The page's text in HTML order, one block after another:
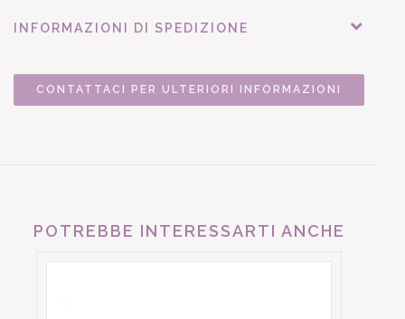
INFORMAZIONI DI SPEDIZIONE
CONTATTACI PER ULTERIORI INFORMAZIONI
POTREBBE INTERESSARTI ANCHE